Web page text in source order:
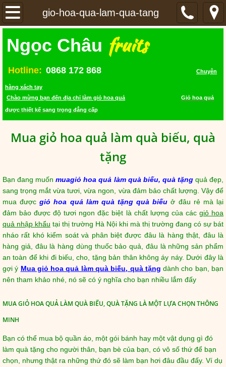
gio-hoa-qua-lam-qua-tang
TRANG CHỦ
SẢN PHẨM
GIỎ HOA QUẢ
LIÊN HỆ
VIDEO
Ngọc Châu fruits
Hotline: 0868 172 868 Chuyên
hàng xách tay
Chào mừng bạn đến địa chỉ làm giỏ hoa quả
Giỏ hoa quả
được thiết kế sang trọng đẳng cấp
Mua giỏ hoa quả làm quà biếu, quà
tặng
Bạn đang muốnmuagiỏ hoa quả làm quà biếu, quà tặng quả đẹp,
sang trọng mắt vừa tươi, vừa ngon, vừa đảm bảo chất lượng. Vậy để
mua đượcgiỏ hoa quả làm quà tặng quà biếu ở đâu rẻ mà lại
đảm bảo được độ tươi ngon đặc biệt là chất lượng của các giỏ hoa
quả nhập khẩu tại thị trường Hà Nội khi mà thị trường đang có sự bát
nháo rất khó kiểm soát và phân biệt được đâu là hàng thật, đâu là
hàng giả, đâu là hàng dùng thuốc bảo quả, đâu là những sản phẩm
an toàn để khi đi biếu, cho, tặng bản thân không áy náy. Dưới đây là
gợi ý Mua giỏ hoa quả làm quà biếu, quà tặng dành cho bạn, bạn
nên tham khảo nhé, nó sẽ có ý nghĩa cho bạn nhiều lắm đấy
MUA GIỎ HOA QUẢ LÀM QUÀ BIẾU, QUÀ TẶNG LÀ MỘT LỰA CHỌN THÔNG
MINH
Bạn có thể mua bộ quần áo, một gói bánh hay một vật dụng gì đó
làm quà tặng cho người thân, bạn bè của bạn, có vô số thứ để bạn
chọn, nhưng thật ra những thứ đó sẽ làm bạn hơi đâu đầu đấy. Ví dụ